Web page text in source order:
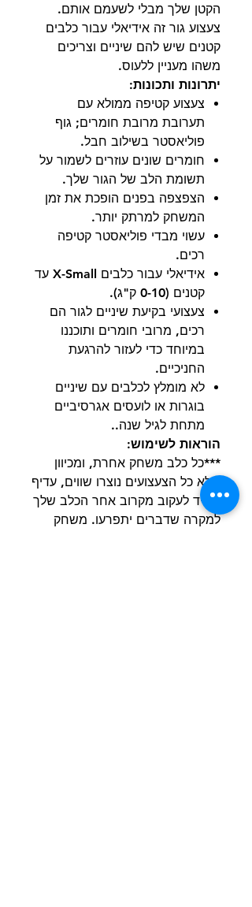
הקטן שלך מבלי לשעמם אותם.
צעצוע גור זה אידיאלי עבור כלבים
קטנים שיש להם שיניים וצריכים
משהו מעניין ללעוס.
יתרונות ותכונות:
צעצוע קטיפה ממולא עם
תערובת מרובת חומרים; גוף
פוליאסטר בשילוב חבל.
חומרים שונים עוזרים לשמור על
תשומת הלב של הגור שלך.
הצפצפה בפנים הופכת את זמן
המשחק למרתק יותר.
עשוי מבדי פוליאסטר קטיפה
רכים.
אידיאלי עבור כלבים X-Small עד
קטנים (0-10 ק"ג).
צעצועי בקיעת שיניים לגור הם
רכים, מרובי חומרים ותוכננו
במיוחד כדי לעזור להרגעת
החניכיים.
לא מומלץ לכלבים עם שיניים
בוגרות או לועסים אגרסיביים
מתחת לגיל שנה..
הוראות לשימוש:
***כל כלב משחק אחרת, ומכיוון
שלא כל הצעצועים נוצרו שווים, עדיף
תמיד לעקוב מקרוב אחר הכלב שלך
למקרה שדברים יתפרעו. משחק